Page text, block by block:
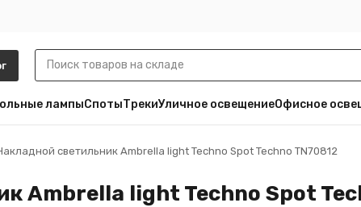
лампыСпотыТрекиУличное освещениеОфисное
светильник Ambrella light Techno Spot Techno TN70812
Ambrella light Techno Spot